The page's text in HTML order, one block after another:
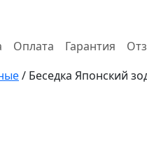
Оплата Гарантия
/ Беседка Японский